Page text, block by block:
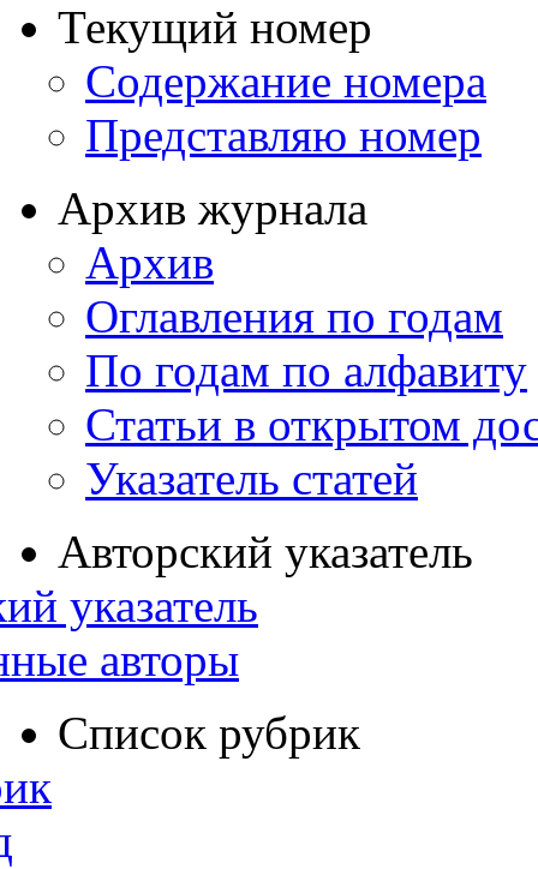
Текущий номер
Содержание номера
Представляю номер
Архив журнала
Архив
Оглавления по годам
По годам по алфавиту
Статьи в открытом
Указатель статей
Авторский указатель
указатель
авторы
Список рубрик